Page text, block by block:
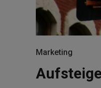
Marketing